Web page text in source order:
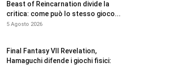
Beast of Reincarnation divide la
critica: come può lo stesso gioco...
5 Agosto 2026
Final Fantasy VII Revelation,
Hamaguchi difende i giochi fisici: